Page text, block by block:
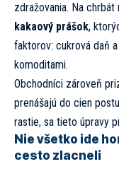
zdražovania. Na chrbát
kakaový prášok,
faktorov: cukrová daň
komoditami.
Obchodníci zároveň
prenášajú do cien
rastie, sa tieto úpravy
Nie všetko ide
cesto zlacneli